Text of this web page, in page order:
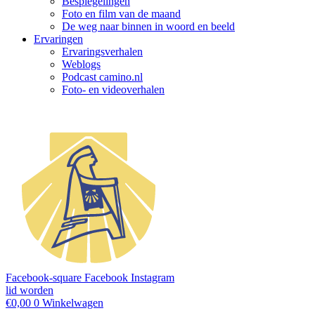
Foto en film van de maand
De weg naar binnen in woord en beeld
Ervaringen
Ervaringsverhalen
Weblogs
Podcast camino.nl
Foto- en videoverhalen
Facebook-square Facebook Instagram
lid worden
€0,00 0 Winkelwagen